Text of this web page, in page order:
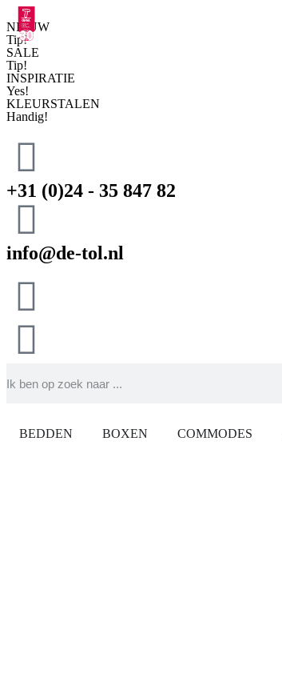
NIEUW
Tip!
SALE
Tip!
INSPIRATIE
Yes!
KLEURSTALEN
Handig!
+31 (0)24 - 35 847 82
info@de-tol.nl
BEDDEN BOXEN COMMODES